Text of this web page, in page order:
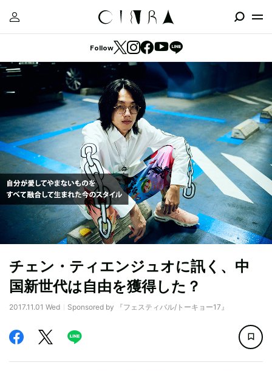
Follow
チェン・ティエンジュオに訊く、中
国新世代は自由を獲得した？
2017.11.01 Wed Sponsored by 『フェスティバル/トーキョー17』